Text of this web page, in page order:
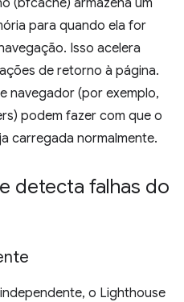
(bfcache) armazena um
para quando ela for
Isso acelera
de retorno à página.
navegador (por exemplo,
podem fazer com que o
carregada normalmente.
detecta falhas do
o Lighthouse